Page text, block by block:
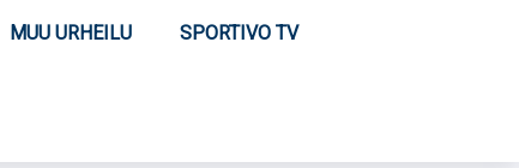
MUU URHEILU SPORTIVO TV